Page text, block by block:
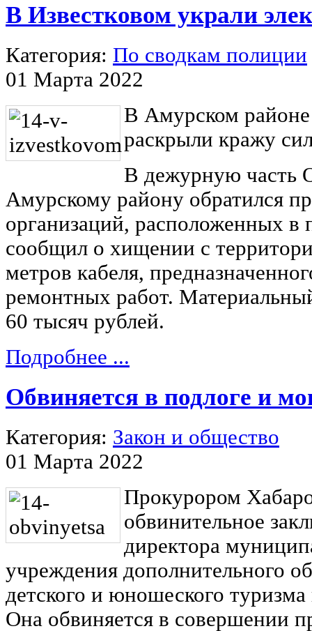
В Известковом украли
Категория: По сводкам полиции
01 Марта 2022
В Амурском
раскрыли кражу
В дежурную
Амурскому району обратился
организаций, расположенных в
сообщил о хищении с
метров кабеля,
ремонтных работ.
60 тысяч рублей.
Подробнее ...
Обвиняется в подлоге и
Категория: Закон и общество
01 Марта 2022
Прокурором
обвинительное
директора
учреждения дополнительного
детского и юношеского
Она обвиняется в совершении